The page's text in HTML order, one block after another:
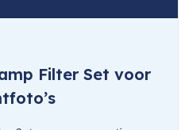
Filter Set voor